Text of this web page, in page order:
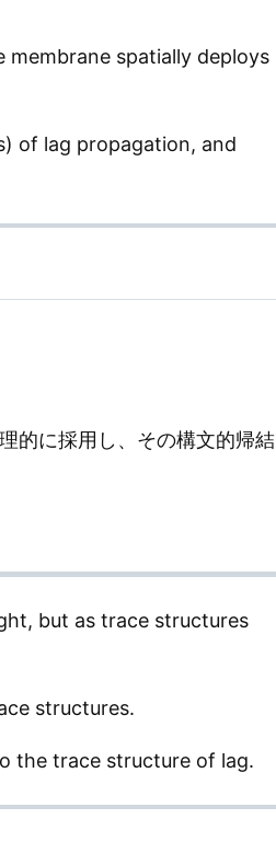
spatially deploys
of lag propagation, and
的に採用し、その構文的帰結
but as trace structures
structures.
the trace structure of lag.